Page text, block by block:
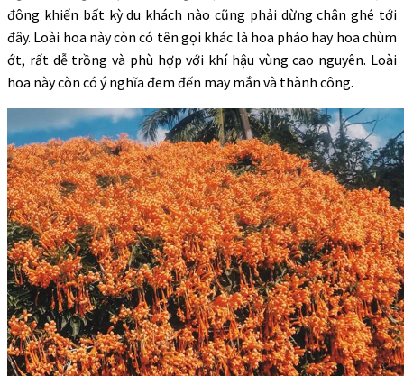
đông khiến bất kỳ du khách nào cũng phải dừng chân ghé tới
đây. Loài hoa này còn có tên gọi khác là hoa pháo hay hoa chùm
ớt, rất dễ trồng và phù hợp với khí hậu vùng cao nguyên. Loài
hoa này còn có ý nghĩa đem đến may mắn và thành công.